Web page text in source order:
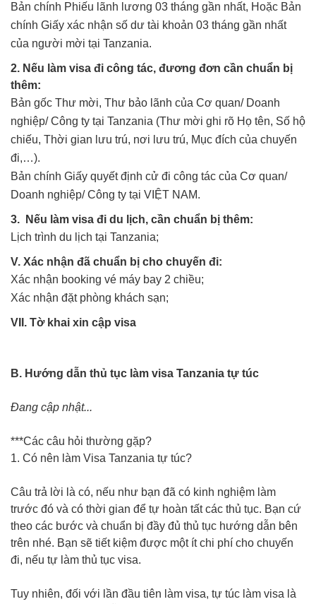
Bản chính Phiếu lãnh lương 03 tháng gần nhất, Hoặc Bản
chính Giấy xác nhận số dư tài khoản 03 tháng gần nhất
của người mời tại Tanzania.
2. Nếu làm visa đi công tác, đương đơn cần chuẩn bị
thêm:
Bản gốc Thư mời, Thư bảo lãnh của Cơ quan/ Doanh
nghiệp/ Công ty tại Tanzania (Thư mời ghi rõ Họ tên, Số hộ
chiếu, Thời gian lưu trú, nơi lưu trú, Mục đích của chuyến
đi,…).
Bản chính Giấy quyết định cử đi công tác của Cơ quan/
Doanh nghiệp/ Công ty tại VIỆT NAM.
3. Nếu làm visa đi du lịch, cần chuẩn bị thêm:
Lịch trình du lịch tại Tanzania;
V. Xác nhận đã chuẩn bị cho chuyến đi:
Xác nhận booking vé máy bay 2 chiều;
Xác nhận đặt phòng khách sạn;
VII. Tờ khai xin cập visa
B. Hướng dẫn thủ tục làm visa Tanzania tự túc
Đang cập nhật...
***Các câu hỏi thường gặp?
1. Có nên làm Visa Tanzania tự túc?
Câu trả lời là có, nếu như bạn đã có kinh nghiệm làm
trước đó và có thời gian để tự hoàn tất các thủ tục. Bạn cứ
theo các bước và chuẩn bị đầy đủ thủ tục hướng dẫn bên
trên nhé. Bạn sẽ tiết kiệm được một ít chi phí cho chuyến
đi, nếu tự làm thủ tục visa.
Tuy nhiên, đối với lần đầu tiên làm visa, tự túc làm visa là